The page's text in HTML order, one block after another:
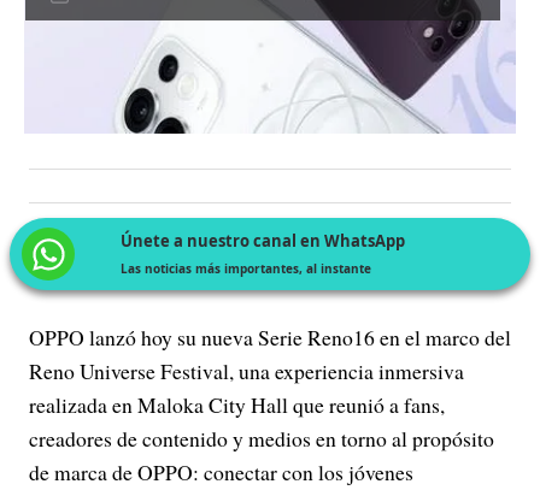
Únete a nuestro canal en WhatsApp
Las noticias más importantes, al instante
OPPO lanzó hoy su nueva Serie Reno16 en el marco del
Reno Universe Festival, una experiencia inmersiva
realizada en Maloka City Hall que reunió a fans,
creadores de contenido y medios en torno al propósito
de marca de OPPO: conectar con los jóvenes